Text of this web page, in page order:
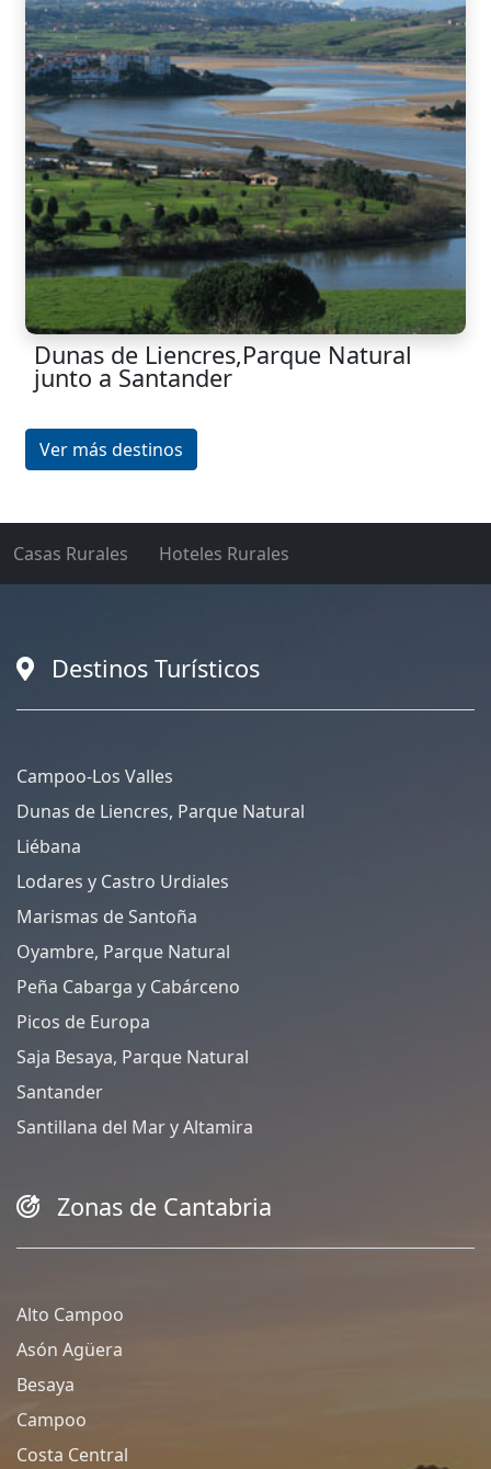
Dunas de Liencres,Parque Natural
junto a Santander
Ver más destinos
Casas Rurales Hoteles Rurales
Destinos Turísticos
Campoo-Los Valles
Dunas de Liencres, Parque Natural
Liébana
Lodares y Castro Urdiales
Marismas de Santoña
Oyambre, Parque Natural
Peña Cabarga y Cabárceno
Picos de Europa
Saja Besaya, Parque Natural
Santander
Santillana del Mar y Altamira
Zonas de Cantabria
Alto Campoo
Asón Agüera
Besaya
Campoo
Costa Central